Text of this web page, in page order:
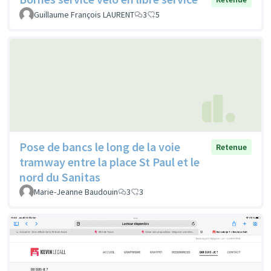
Guillaume François LAURENT
3 5
Pose de bancs le long de la voie
tramway entre la place St Paul et le
nord du Sanitas
Retenue
Marie-Jeanne Baudouin 3 3